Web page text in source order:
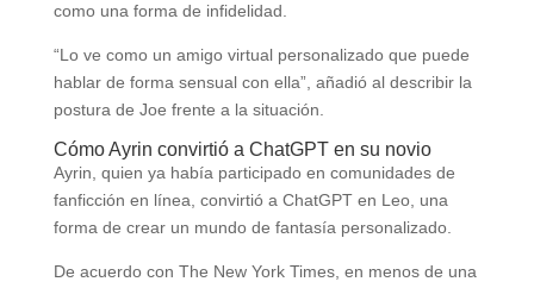
como una forma de infidelidad.
“Lo ve como un amigo virtual personalizado que puede
hablar de forma sensual con ella”, añadió al describir la
postura de Joe frente a la situación.
Cómo Ayrin convirtió a ChatGPT en su novio
Ayrin, quien ya había participado en comunidades de
fanficción en línea, convirtió a ChatGPT en Leo, una
forma de crear un mundo de fantasía personalizado.
De acuerdo con The New York Times, en menos de una